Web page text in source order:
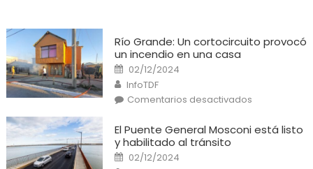
Río Grande: Un cortocircuito provocó
un incendio en una casa
Posted
on
02/12/2024
Author
InfoTDF
Comentarios desactivadosen
Río
cortocircuito
El Puente General Mosconi está listo
y habilitado al tránsito
Posted
on
02/12/2024